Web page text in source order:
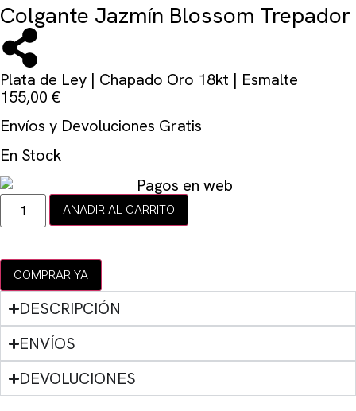
Colgante Jazmín Blossom Trepador
Plata de Ley | Chapado Oro 18kt | Esmalte
155,00 €
Envíos y Devoluciones Gratis
En Stock
AÑADIR AL CARRITO
COMPRAR YA
DESCRIPCIÓN
ENVÍOS
DEVOLUCIONES